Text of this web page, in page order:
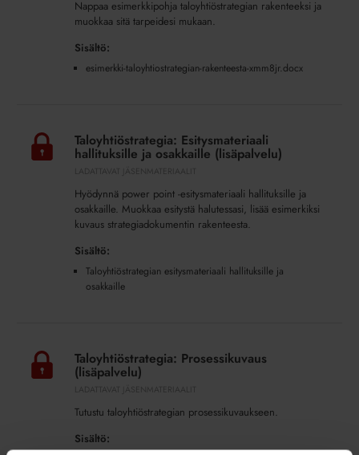
Nappaa esimerkkipohja taloyhtiöstrategian rakenteeksi ja
muokkaa sitä tarpeidesi mukaan.
Sisältö:
esimerkki-taloyhtiostrategian-rakenteesta-xmm8jr.docx
Esitysmateriaali
hallituksille
Taloyhtiöstrategia: Esitysmateriaali
hallituksille ja osakkaille (lisäpalvelu)
Hyödynnä power point -esitysmateriaali hallituksille ja
osakkaille. Muokkaa esitystä halutessasi, lisää esimerkiksi
kuvaus strategiadokumentin rakenteesta.
Sisältö:
Taloyhtiöstrategian esitysmateriaali hallituksille ja
osakkaille
Prosessikuvaus
(lisäpalvelu)
Taloyhtiöstrategia: Prosessikuvaus
(lisäpalvelu)
Tutustu taloyhtiöstrategian prosessikuvaukseen.
Sisältö: